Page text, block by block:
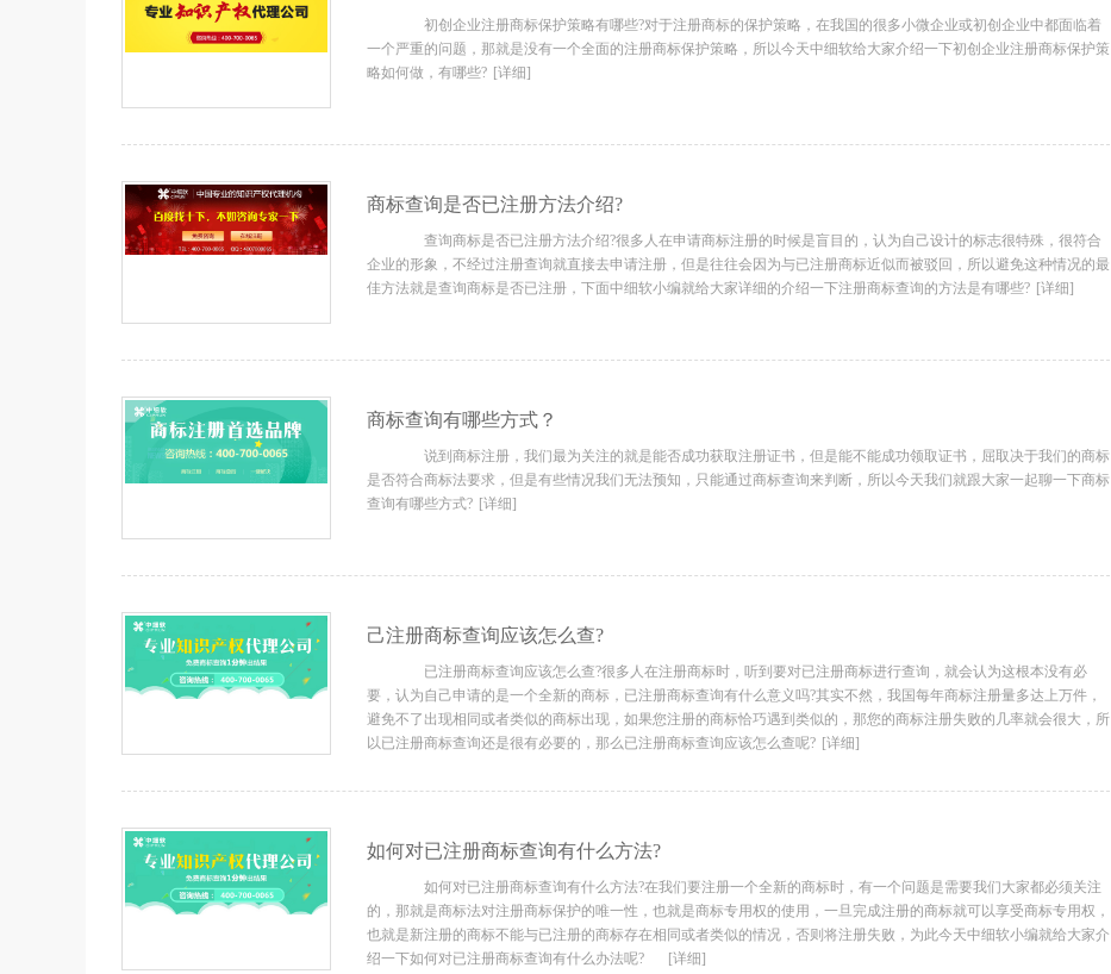
初创企业注册商标保护策略有哪些?对于注册商标的保护策略，在我国的很多小微企业或初创企业中都面临着
一个严重的问题，那就是没有一个全面的注册商标保护策略，所以今天中细软给大家介绍一下初创企业注册商标保护策
略如何做，有哪些? [详细]
商标查询是否已注册方法介绍?
查询商标是否已注册方法介绍?很多人在申请商标注册的时候是盲目的，认为自己设计的标志很特殊，很符合
企业的形象，不经过注册查询就直接去申请注册，但是往往会因为与已注册商标近似而被驳回，所以避免这种情况的最
佳方法就是查询商标是否已注册，下面中细软小编就给大家详细的介绍一下注册商标查询的方法是有哪些? [详细]
商标查询有哪些方式？
说到商标注册，我们最为关注的就是能否成功获取注册证书，但是能不能成功领取证书，屈取决于我们的商标
是否符合商标法要求，但是有些情况我们无法预知，只能通过商标查询来判断，所以今天我们就跟大家一起聊一下商标
查询有哪些方式? [详细]
己注册商标查询应该怎么查?
已注册商标查询应该怎么查?很多人在注册商标时，听到要对已注册商标进行查询，就会认为这根本没有必
要，认为自己申请的是一个全新的商标，已注册商标查询​有什么意义吗?其实不然，我国每年商标注册量多达上万件，
避免不了出现相同或者类似的商标出现，如果您注册的商标恰巧遇到类似的，那您的商标注册失败的几率就会很大，所
以已注册商标查询还是很有必要的，那么已注册商标查询应该怎么查呢? [详细]
如何对已注册商标查询有什么方法?
如何对已注册商标查询有什么方法?在我们要注册一个全新的商标时，有一个问题是需要我们大家都必须关注
的，那就是商标法对注册商标保护的唯一性，也就是商标专用权的使用，一旦完成注册的商标就可以享受商标专用权，
也就是新注册的商标不能与已注册的商标存在相同或者类似的情况，否则将注册失败，为此今天中细软小编就给大家介
绍一下如何对已注册商标查询有什么办法呢?
[详细]